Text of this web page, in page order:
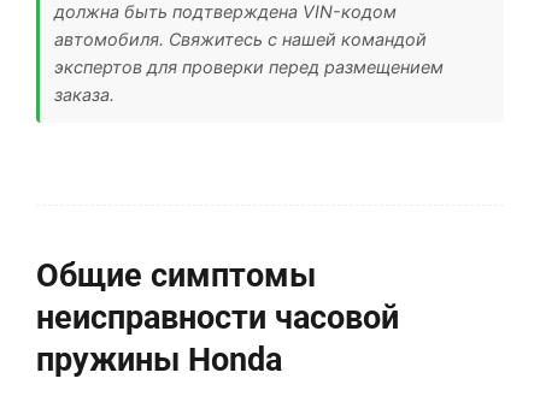
должна быть подтверждена VIN-кодом
автомобиля. Свяжитесь с нашей командой
экспертов для проверки перед размещением
заказа.
Общие симптомы
неисправности часовой
пружины Honda